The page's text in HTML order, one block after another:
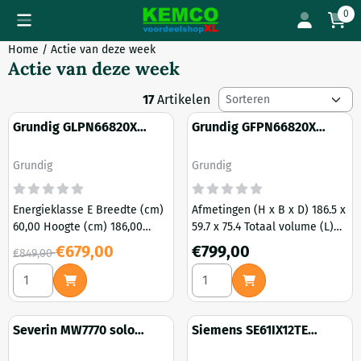
Cookievoorkeuren zijn momenteel gesloten. 0
Home / Actie van deze week
Actie van deze week
17Artikelen Sorteermethode
Grundig GLPN66820X
Merk:
Grundig
Energieklasse E Breedte (cm)
60,00 Hoogte (cm) 186,00
Totaal volume (L) 447,00 Netto
inhoud (L) 365 Digitale
aanduiding van temperatuur
Dynamisch koelingsysteem
Van 849,00 voor 679,00
€849,00€679,00
Aantal kiezen voor Grundig GLPN66820X Koelkast
Grundig GFPN66820X
Merk:
Grundig
Afmetingen (H x B x D) 186.5 x
59.7 x 75.4 Totaal volume (L)
313,00 Netto inhoud (L) 286
NO FROST Invriescapaciteit
(kg/24u) 17 Autonomie (u) 10
Geluidsniveau (dBA) 34
Prijs: 799,00
€799,00
Aantal kiezen voor Grundig
Severin MW7770 solo
Siemens SE61IX12TE